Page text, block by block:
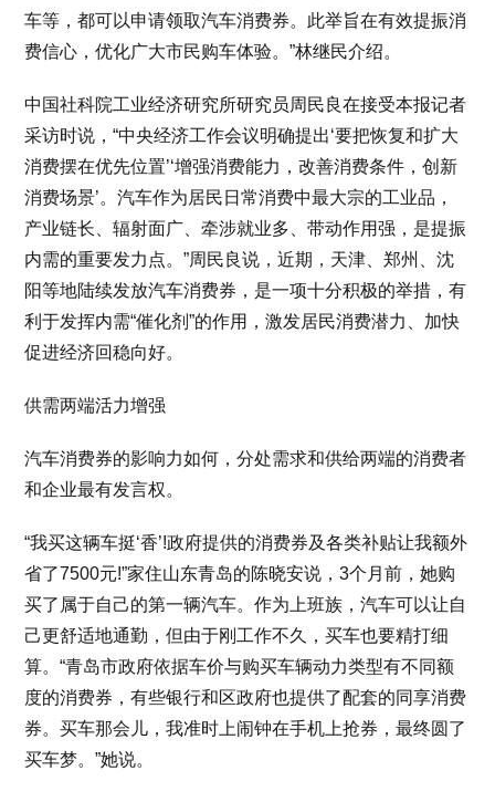
车等，都可以申请领取汽车消费券。此举旨在有效提振消
费信心，优化广大市民购车体验。”林继民介绍。
中国社科院工业经济研究所研究员周民良在接受本报记者
采访时说，“中央经济工作会议明确提出‘要把恢复和扩大
消费摆在优先位置’‘增强消费能力，改善消费条件，创新
消费场景’。汽车作为居民日常消费中最大宗的工业品，
产业链长、辐射面广、牵涉就业多、带动作用强，是提振
内需的重要发力点。”周民良说，近期，天津、郑州、沈
阳等地陆续发放汽车消费券，是一项十分积极的举措，有
利于发挥内需“催化剂”的作用，激发居民消费潜力、加快
促进经济回稳向好。
供需两端活力增强
汽车消费券的影响力如何，分处需求和供给两端的消费者
和企业最有发言权。
“我买这辆车挺‘香’!政府提供的消费券及各类补贴让我额外
省了7500元!”家住山东青岛的陈晓安说，3个月前，她购
买了属于自己的第一辆汽车。作为上班族，汽车可以让自
己更舒适地通勤，但由于刚工作不久，买车也要精打细
算。“青岛市政府依据车价与购买车辆动力类型有不同额
度的消费券，有些银行和区政府也提供了配套的同享消费
券。买车那会儿，我准时上闹钟在手机上抢券，最终圆了
买车梦。”她说。